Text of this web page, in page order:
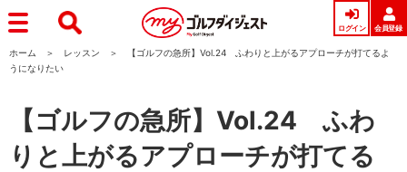
ログイン 会員登録
ホーム レッスン
【ゴルフの急所】Vol.24 ふわりと上がるアプローチが打てるよ
うになりたい
【ゴルフの急所】Vol.24 ふわ
りと上がるアプローチが打てる